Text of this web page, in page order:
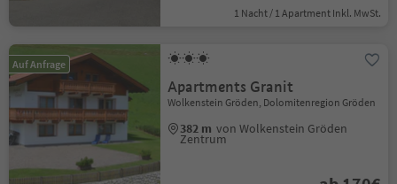
1 Nacht / 1 Apartment Inkl. MwSt.
Auf Anfrage
Apartments Granit
Wolkenstein Gröden, Dolomitenregion Gröden
382 m von Wolkenstein Gröden
Zentrum